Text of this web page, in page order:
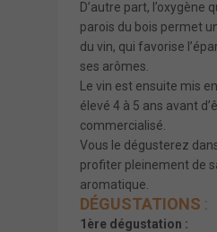
D’autre part, l’oxygène
parois du bois permet
du vin, qui favorise
ses arômes.
Le vin est ensuite mis
élevé 4 à 5 ans avant
commercialisé.
Vous le dégusterez
profiter pleinement de
aromatique.
DÉGUSTATIONS :
1ère dégustation :